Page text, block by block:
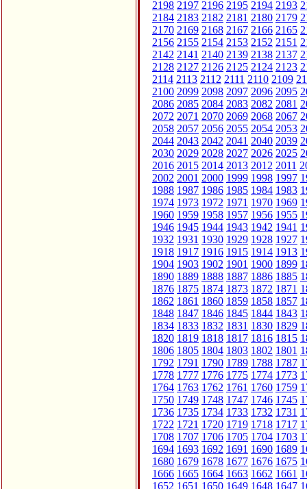
2198 2197 2196 2195 2194 2193
2184 2183 2182 2181 2180 2179
2170 2169 2168 2167 2166 2165
2156 2155 2154 2153 2152 2151
2142 2141 2140 2139 2138 2137
2128 2127 2126 2125 2124 2123
2114 2113 2112 2111 2110 2109
2100 2099 2098 2097 2096 2095
2086 2085 2084 2083 2082 2081
2072 2071 2070 2069 2068 2067
2058 2057 2056 2055 2054 2053
2044 2043 2042 2041 2040 2039
2030 2029 2028 2027 2026 2025
2016 2015 2014 2013 2012 2011
2002 2001 2000 1999 1998 1997
1988 1987 1986 1985 1984 1983
1974 1973 1972 1971 1970 1969
1960 1959 1958 1957 1956 1955
1946 1945 1944 1943 1942 1941
1932 1931 1930 1929 1928 1927
1918 1917 1916 1915 1914 1913
1904 1903 1902 1901 1900 1899
1890 1889 1888 1887 1886 1885
1876 1875 1874 1873 1872 1871
1862 1861 1860 1859 1858 1857
1848 1847 1846 1845 1844 1843
1834 1833 1832 1831 1830 1829
1820 1819 1818 1817 1816 1815
1806 1805 1804 1803 1802 1801
1792 1791 1790 1789 1788 1787
1778 1777 1776 1775 1774 1773
1764 1763 1762 1761 1760 1759
1750 1749 1748 1747 1746 1745
1736 1735 1734 1733 1732 1731
1722 1721 1720 1719 1718 1717
1708 1707 1706 1705 1704 1703
1694 1693 1692 1691 1690 1689
1680 1679 1678 1677 1676 1675
1666 1665 1664 1663 1662 1661
1652 1651 1650 1649 1648 1647